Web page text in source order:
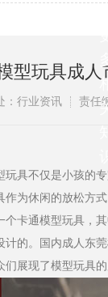
型玩具成
：行业资讯 责任
具不仅是小孩的专宠
为休闲的放松方式
卡通模型玩具，
的。国内成人东
展现了模型玩具的风